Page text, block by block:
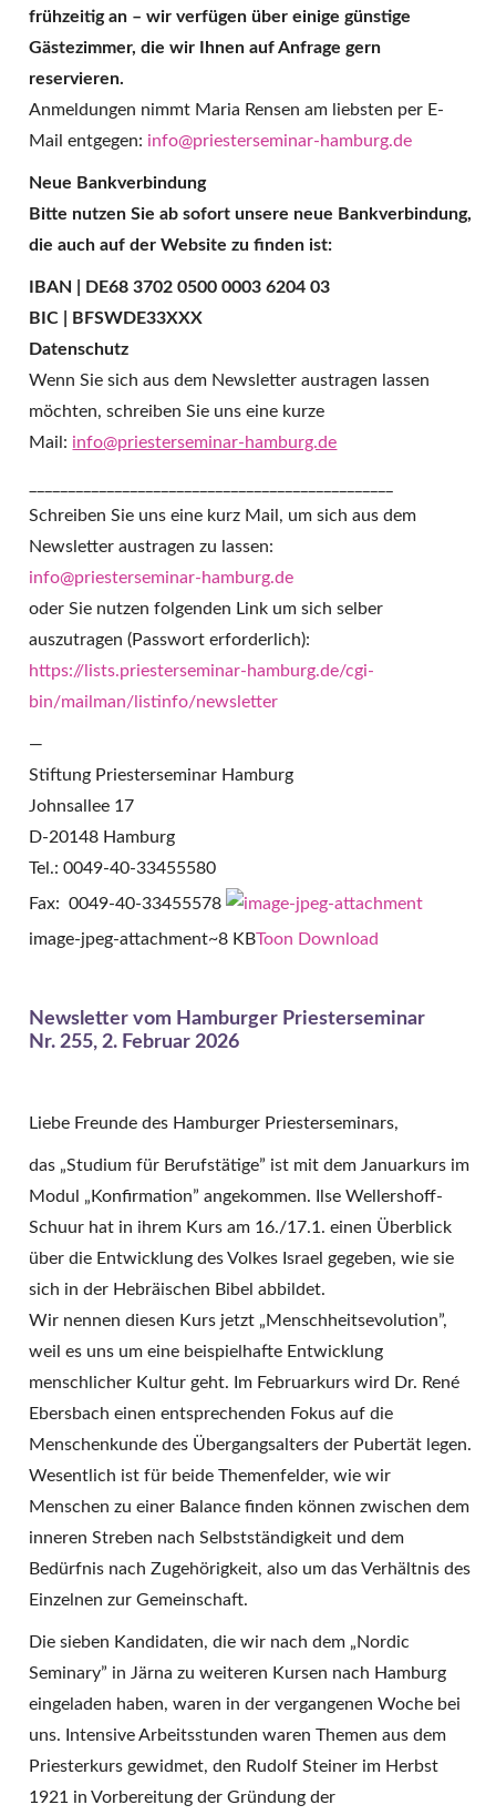
frühzeitig an – wir verfügen über einige günstige
Gästezimmer, die wir Ihnen auf Anfrage gern
reservieren.
Anmeldungen nimmt Maria Rensen am liebsten per E-
Mail entgegen: info@priesterseminar-hamburg.de
Neue Bankverbindung
Bitte nutzen Sie ab sofort unsere neue Bankverbindung,
die auch auf der Website zu finden ist:
IBAN |
DE68 3702 0500 0003 6204 03
BIC | BFSWDE33XXX
Datenschutz
Wenn Sie sich aus dem Newsletter austragen lassen
möchten, schreiben Sie uns eine kurze
Mail: info@priesterseminar-hamburg.de
Schreiben Sie uns eine kurz Mail, um sich aus dem
Newsletter austragen zu lassen:
info@priesterseminar-hamburg.de
oder Sie nutzen folgenden Link um sich selber
auszutragen (Passwort erforderlich):
https://lists.priesterseminar-hamburg.de/cgi-
bin/mailman/listinfo/newsletter
—
Stiftung Priesterseminar Hamburg
Johnsallee 17
D-20148 Hamburg
Tel.: 0049-40-33455580
Fax: 0049-40-33455578
image-jpeg-attachment~8 KBToon Download
Newsletter vom Hamburger Priesterseminar
Nr. 255, 2. Februar 2026
Liebe Freunde des Hamburger Priesterseminars,
das „Studium für Berufstätige” ist mit dem Januarkurs im
Modul „Konfirmation” angekommen. Ilse Wellershoff-
Schuur hat in ihrem Kurs am 16./17.1. einen Überblick
über die Entwicklung des Volkes Israel gegeben, wie sie
sich in der Hebräischen Bibel abbildet.
Wir nennen diesen Kurs jetzt „Menschheitsevolution”,
weil es uns um eine beispielhafte Entwicklung
menschlicher Kultur geht. Im Februarkurs wird Dr. René
Ebersbach einen entsprechenden Fokus auf die
Menschenkunde des Übergangsalters der Pubertät legen.
Wesentlich ist für beide Themenfelder, wie wir
Menschen zu einer Balance finden können zwischen dem
inneren Streben nach Selbstständigkeit und dem
Bedürfnis nach Zugehörigkeit, also um das Verhältnis des
Einzelnen zur Gemeinschaft.
Die sieben Kandidaten, die wir nach dem „Nordic
Seminary” in Järna zu weiteren Kursen nach Hamburg
eingeladen haben, waren in der vergangenen Woche bei
uns. Intensive Arbeitsstunden waren Themen aus dem
Priesterkurs gewidmet, den Rudolf Steiner im Herbst
1921 in Vorbereitung der Gründung der